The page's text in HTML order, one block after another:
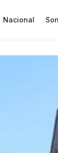
Nacional